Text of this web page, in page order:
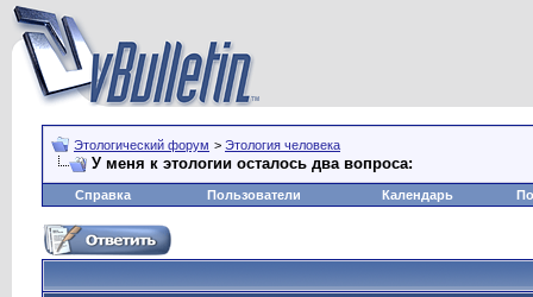
Этологический форум > Этология человека
У меня к этологии осталось два вопроса:
Справка Пользователи Календарь